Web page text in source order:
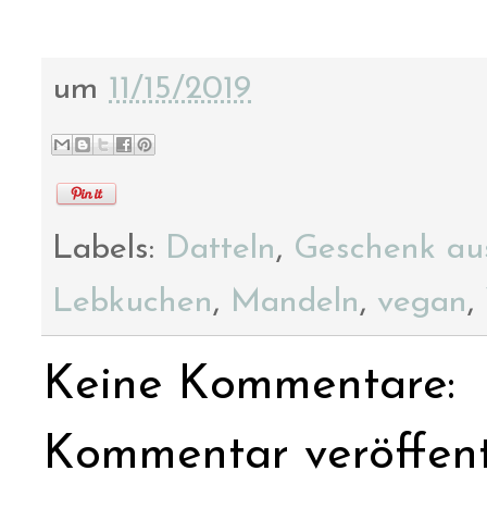
um 11/15/2019
Labels: Datteln, Geschenk
Lebkuchen, Mandeln, vegan,
Keine Kommentare:
Kommentar